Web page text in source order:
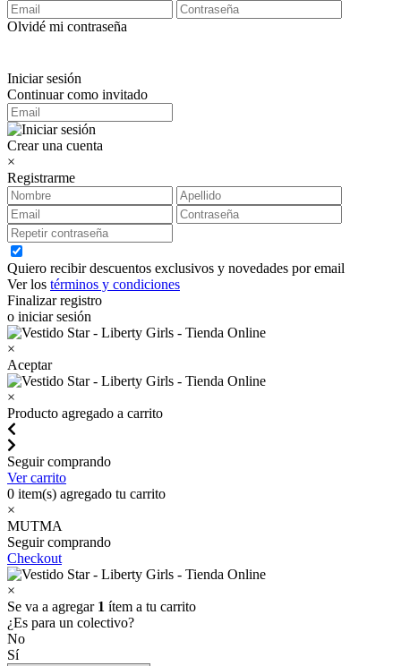
Olvidé mi contraseña
Iniciar sesión
Continuar como invitado
Crear una cuenta
×
Registrarme
Quiero recibir descuentos exclusivos y novedades por email
Ver los términos y condiciones
Finalizar registro
o iniciar sesión
×
Aceptar
×
Producto agregado a carrito
Seguir comprando
Ver carrito
0 item(s) agregado tu carrito
×
MUTMA
Seguir comprando
Checkout
×
Se va a agregar 1 ítem a tu carrito
¿Es para un colectivo?
No
Sí